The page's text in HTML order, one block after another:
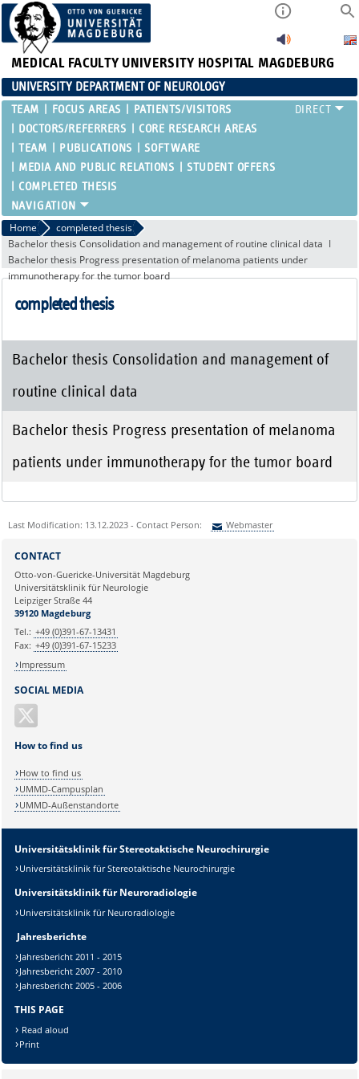
MEDICAL FACULTY UNIVERSITY HOSPITAL MAGDEBURG
UNIVERSITY DEPARTMENT OF NEUROLOGY
TEAM FOCUS AREAS
PATIENTS/VISITORS
DOCTORS/REFERRERS
CORE RESEARCH AREAS
TEAM
PUBLICATIONS
SOFTWARE
MEDIA AND PUBLIC RELATIONS
STUDENT OFFERS
COMPLETED THESIS
Home
completed thesis
Bachelor thesis Consolidation and management of routine clinical data
Bachelor thesis Progress presentation of melanoma patients under
immunotherapy for the tumor board
completed thesis
Bachelor thesis Consolidation and management of
routine clinical data
Bachelor thesis Progress presentation of melanoma
patients under immunotherapy for the tumor board
Last Modification: 13.12.2023 - Contact Person: Webmaster
Ihre E-Mailadresse:
Ihr Anliegen:
Sicherheitsabfrage:
Lösung:
SOCIAL MEDIA
CONTACT
Otto-von-Guericke-Universität Magdeburg
Universitätsklinik für Neurologie
Leipziger Straße 44
39120 Magdeburg
Tel.: +49 (0)391-67-13431
Fax: +49 (0)391-67-15233
Impressum
How to find us
How to find us
UMMD-Campusplan
UMMD-Außenstandorte
Universitätsklinik für Stereotaktische Neurochirurgie
Universitätsklinik für Stereotaktische Neurochirurgie
Universitätsklinik für Neuroradiologie
Universitätsklinik für Neuroradiologie
Jahresberichte
Jahresbericht 2011 - 2015
Jahresbericht 2007 - 2010
Jahresbericht 2005 - 2006
THIS PAGE
Read aloud
Print